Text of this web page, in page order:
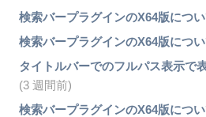
検索バープラグインのX64版につ
検索バープラグインのX64版につ
タイトルバーでのフルパス表示で
(3 週間前)
検索バープラグインのX64版につ